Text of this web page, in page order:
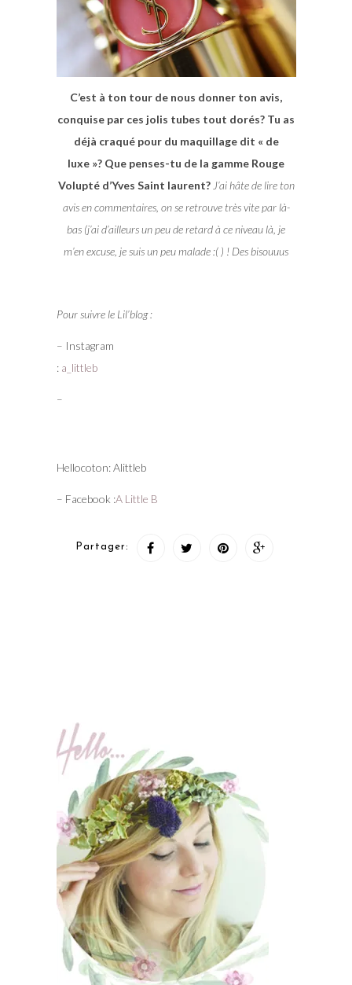
C’est à ton tour de nous donner ton avis,
conquise par ces jolis tubes tout dorés? Tu as
déjà craqué pour du maquillage dit « de
luxe »? Que penses-tu de la gamme Rouge
Volupté d’Yves Saint laurent? J’ai hâte de lire ton
avis en commentaires, on se retrouve très vite par là-
bas (j’ai d’ailleurs un peu de retard à ce niveau là, je
m’en excuse, je suis un peu malade :( ) ! Des bisouuus
Pour suivre le Lil’blog :
– Instagram
: a_littleb
–
Hellocoton: Alittleb
– Facebook :A Little B
Partager: